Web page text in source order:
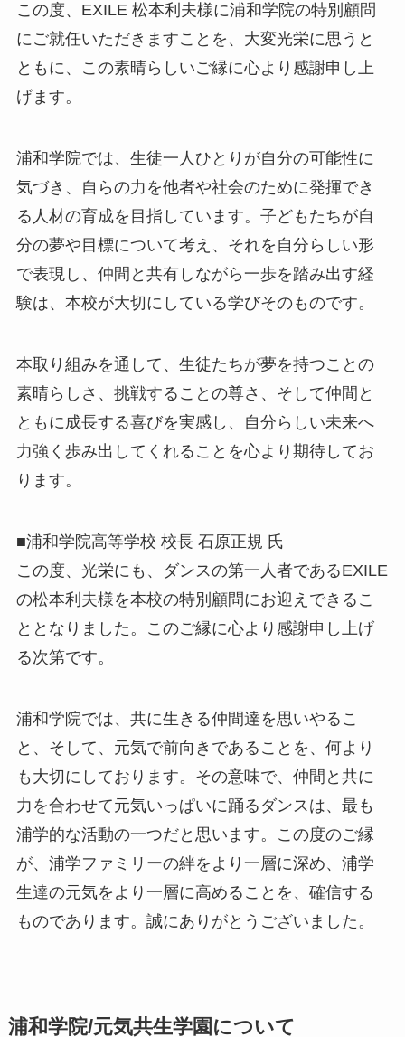
この度、EXILE 松本利夫様に浦和学院の特別顧問
にご就任いただきますことを、大変光栄に思うと
ともに、この素晴らしいご縁に心より感謝申し上
げます。
浦和学院では、生徒一人ひとりが自分の可能性に
気づき、自らの力を他者や社会のために発揮でき
る人材の育成を目指しています。子どもたちが自
分の夢や目標について考え、それを自分らしい形
で表現し、仲間と共有しながら一歩を踏み出す経
験は、本校が大切にしている学びそのものです。
本取り組みを通して、生徒たちが夢を持つことの
素晴らしさ、挑戦することの尊さ、そして仲間と
ともに成長する喜びを実感し、自分らしい未来へ
力強く歩み出してくれることを心より期待してお
ります。
■浦和学院高等学校 校長 石原正規 氏
この度、光栄にも、ダンスの第一人者であるEXILE
の松本利夫様を本校の特別顧問にお迎えできるこ
ととなりました。このご縁に心より感謝申し上げ
る次第です。
浦和学院では、共に生きる仲間達を思いやるこ
と、そして、元気で前向きであることを、何より
も大切にしております。その意味で、仲間と共に
力を合わせて元気いっぱいに踊るダンスは、最も
浦学的な活動の一つだと思います。この度のご縁
が、浦学ファミリーの絆をより一層に深め、浦学
生達の元気をより一層に高めることを、確信する
ものであります。誠にありがとうございました。
浦和学院/元気共生学園について